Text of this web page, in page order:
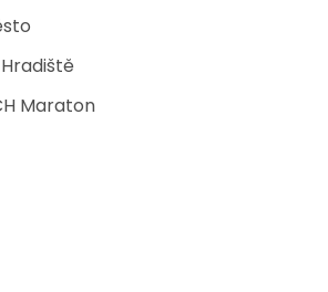
Maraton